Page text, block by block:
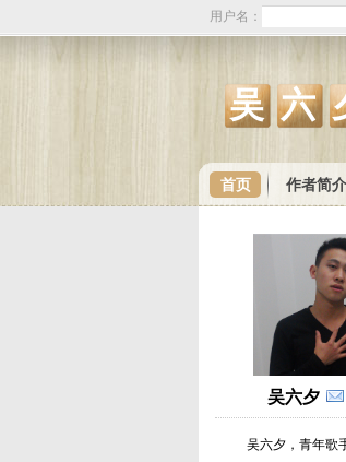
用户名：
吴六
首页 作者简介
吴六夕
吴六夕，青年歌